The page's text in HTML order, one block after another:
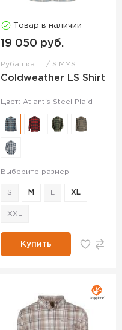
Товар в наличии
19 050 руб.
Рубашка SIMMS
Coldweather LS Shirt
Цвет: Atlantis Steel Plaid
Выберите размер:
S M XL
XXL
Купить